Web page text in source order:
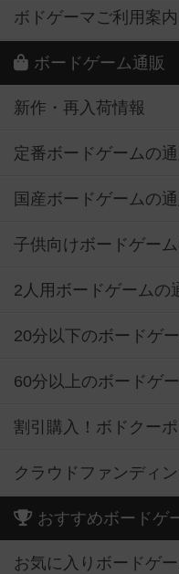
ボドゲーマご利用案内
ボードゲーム通販
新作・再入荷情報
定番ボードゲームの
国産ボードゲームの
子供向けボードゲー
2人用ボードゲームの
20分以下のボードゲ
60分以上のボードゲ
割引購入！ボドクー
クラウドファンディ
おすすめボードゲ
お気に入りボードゲ